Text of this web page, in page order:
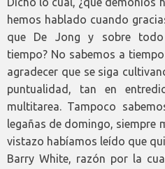
hemos hablado cuando
que De Jong y sobre todo
tiempo? No sabemos a
agradecer que se siga
puntualidad, tan en
multitarea. Tampoco
legañas de domingo, siempre
vistazo habíamos leído que
Barry White, razón por la